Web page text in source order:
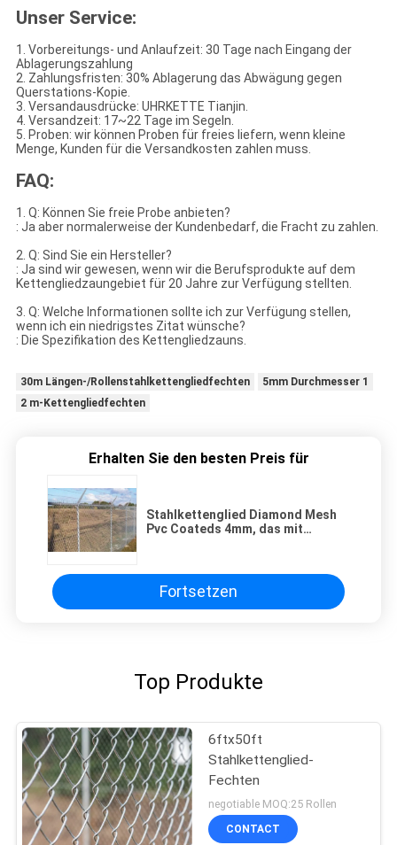
Unser Service:
1. Vorbereitungs- und Anlaufzeit: 30 Tage nach Eingang der
Ablagerungszahlung
2. Zahlungsfristen: 30% Ablagerung das Abwägung gegen
Querstations-Kopie.
3. Versandausdrücke: UHRKETTE Tianjin.
4. Versandzeit: 17~22 Tage im Segeln.
5. Proben: wir können Proben für freies liefern, wenn kleine
Menge, Kunden für die Versandkosten zahlen muss.
FAQ:
1. Q: Können Sie freie Probe anbieten?
: Ja aber normalerweise der Kundenbedarf, die Fracht zu zahlen.
2. Q: Sind Sie ein Hersteller?
: Ja sind wir gewesen, wenn wir die Berufsprodukte auf dem
Kettengliedzaungebiet für 20 Jahre zur Verfügung stellten.
3. Q: Welche Informationen sollte ich zur Verfügung stellen,
wenn ich ein niedrigstes Zitat wünsche?
: Die Spezifikation des Kettengliedzauns.
30m Längen-/Rollenstahlkettengliedfechten
5mm Durchmesser 1
2 m-Kettengliedfechten
Erhalten Sie den besten Preis für
Stahlkettenglied Diamond Mesh
Pvc Coateds 4mm, das mit
Fortsetzen
Top Produkte
6ftx50ft
Stahlkettenglied-
Fechten
negotiable MOQ:25 Rollen
CONTACT